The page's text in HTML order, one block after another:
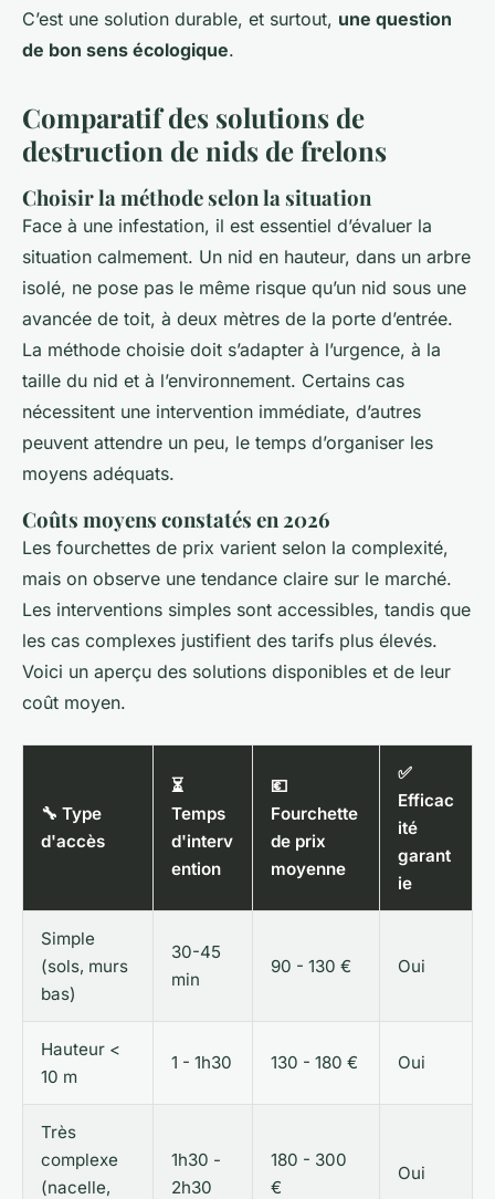
C’est une solution durable, et surtout, une question
de bon sens écologique.
Comparatif des solutions de
destruction de nids de frelons
Choisir la méthode selon la situation
Face à une infestation, il est essentiel d’évaluer la
situation calmement. Un nid en hauteur, dans un arbre
isolé, ne pose pas le même risque qu’un nid sous une
avancée de toit, à deux mètres de la porte d’entrée.
La méthode choisie doit s’adapter à l’urgence, à la
taille du nid et à l’environnement. Certains cas
nécessitent une intervention immédiate, d’autres
peuvent attendre un peu, le temps d’organiser les
moyens adéquats.
Coûts moyens constatés en 2026
Les fourchettes de prix varient selon la complexité,
mais on observe une tendance claire sur le marché.
Les interventions simples sont accessibles, tandis que
les cas complexes justifient des tarifs plus élevés.
Voici un aperçu des solutions disponibles et de leur
coût moyen.
🔧 Type
d'accès
⏳
Temps
d'interv
ention
💶
Fourchette
de prix
moyenne
✅
Efficac
ité
garant
ie
Simple
(sols, murs
bas)
30-45
min
90 - 130 € Oui
Hauteur <
10 m
1 - 1h30 130 - 180 € Oui
Très
complexe
(nacelle,
1h30 -
2h30
180 - 300
€
Oui